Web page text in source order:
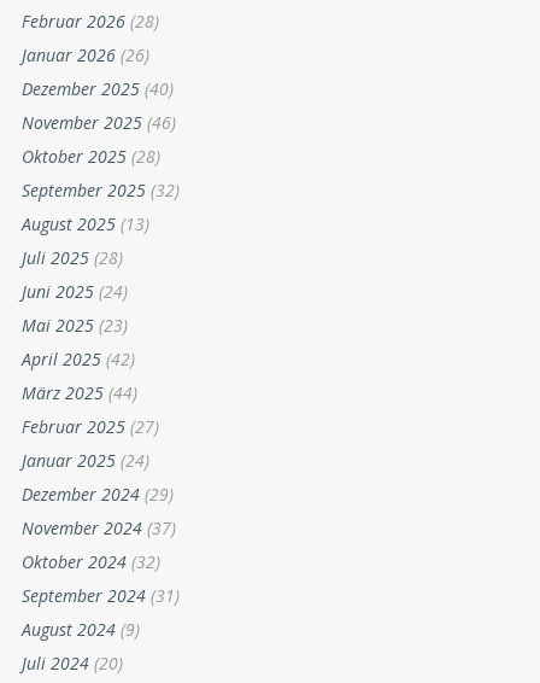
Februar 2026 (28)
Januar 2026 (26)
Dezember 2025 (40)
November 2025 (46)
Oktober 2025 (28)
September 2025 (32)
August 2025 (13)
Juli 2025 (28)
Juni 2025 (24)
Mai 2025 (23)
April 2025 (42)
März 2025 (44)
Februar 2025 (27)
Januar 2025 (24)
Dezember 2024 (29)
November 2024 (37)
Oktober 2024 (32)
September 2024 (31)
August 2024 (9)
Juli 2024 (20)